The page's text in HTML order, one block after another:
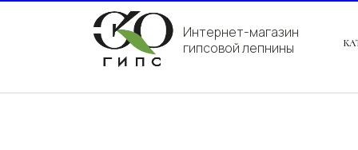
Интернет-магазин
гипсовой лепнины